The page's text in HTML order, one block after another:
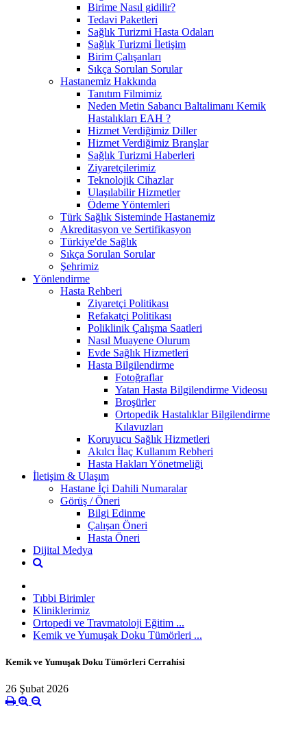
Birime Nasıl gidilir?
Tedavi Paketleri
Sağlık Turizmi Hasta Odaları
Sağlık Turizmi İletişim
Birim Çalışanları
Sıkça Sorulan Sorular
Hastanemiz Hakkında
Tanıtım Filmimiz
Neden Metin Sabancı Baltalimanı Kemik
Hastalıkları EAH ?
Hizmet Verdiğimiz Diller
Hizmet Verdiğimiz Branşlar
Sağlık Turizmi Haberleri
Ziyaretçilerimiz
Teknolojik Cihazlar
Ulaşılabilir Hizmetler
Ödeme Yöntemleri
Türk Sağlık Sisteminde Hastanemiz
Akreditasyon ve Sertifikasyon
Türkiye'de Sağlık
Sıkça Sorulan Sorular
Şehrimiz
Yönlendirme
Hasta Rehberi
Ziyaretçi Politikası
Refakatçi Politikası
Poliklinik Çalışma Saatleri
Nasıl Muayene Olurum
Evde Sağlık Hizmetleri
Hasta Bilgilendirme
Fotoğraflar
Yatan Hasta Bilgilendirme Videosu
Broşürler
Ortopedik Hastalıklar Bilgilendirme
Kılavuzları
Koruyucu Sağlık Hizmetleri
Akılcı İlaç Kullanım Rebheri
Hasta Hakları Yönetmeliği
İletişim & Ulaşım
Hastane İçi Dahili Numaralar
Görüş / Öneri
Bilgi Edinme
Çalışan Öneri
Hasta Öneri
Dijital Medya
Tıbbi Birimler
Kliniklerimiz
Ortopedi ve Travmatoloji Eğitim ...
Kemik ve Yumuşak Doku Tümörleri ...
Kemik ve Yumuşak Doku Tümörleri Cerrahisi
26 Şubat 2026